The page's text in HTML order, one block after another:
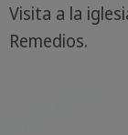
Visita a la
Remedios.